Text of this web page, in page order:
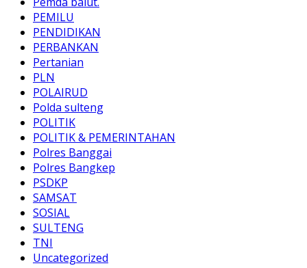
PEMILU
PENDIDIKAN
PERBANKAN
Pertanian
PLN
POLAIRUD
Polda sulteng
POLITIK
POLITIK & PEMERINTAHAN
Polres Banggai
Polres Bangkep
PSDKP
SAMSAT
SOSIAL
SULTENG
TNI
Uncategorized